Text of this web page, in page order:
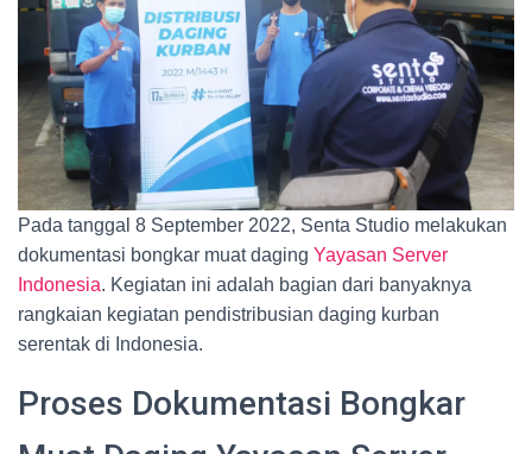
Pada tanggal 8 September 2022, Senta Studio melakukan
dokumentasi bongkar muat daging Yayasan Server
Indonesia. Kegiatan ini adalah bagian dari banyaknya
rangkaian kegiatan pendistribusian daging kurban
serentak di Indonesia.
Proses Dokumentasi Bongkar